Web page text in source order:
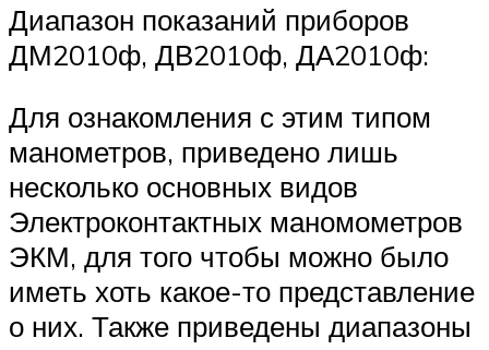
Диапазон показаний приборов
ДМ2010ф, ДВ2010ф, ДА2010ф:
Для ознакомления с этим типом
манометров, приведено лишь
несколько основных видов
Электроконтактных маномометров
ЭКМ, для того чтобы можно было
иметь хоть какое-то представление
о них. Также приведены диапазоны